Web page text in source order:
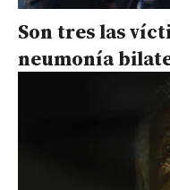
Son tres las
neumonía